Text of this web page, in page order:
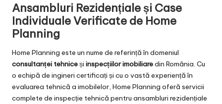
Ansambluri Rezidențiale și Case
Individuale Verificate de Home
Planning
Home Planning este un nume de referință în domeniul
consultanței tehniceși inspecțiilor imobiliaredin România. Cu
o echipă de ingineri certificați și cu o vastă experiență în
evaluarea tehnică a imobilelor, Home Planning oferă servicii
complete de inspecție tehnică pentru ansambluri rezidențiale